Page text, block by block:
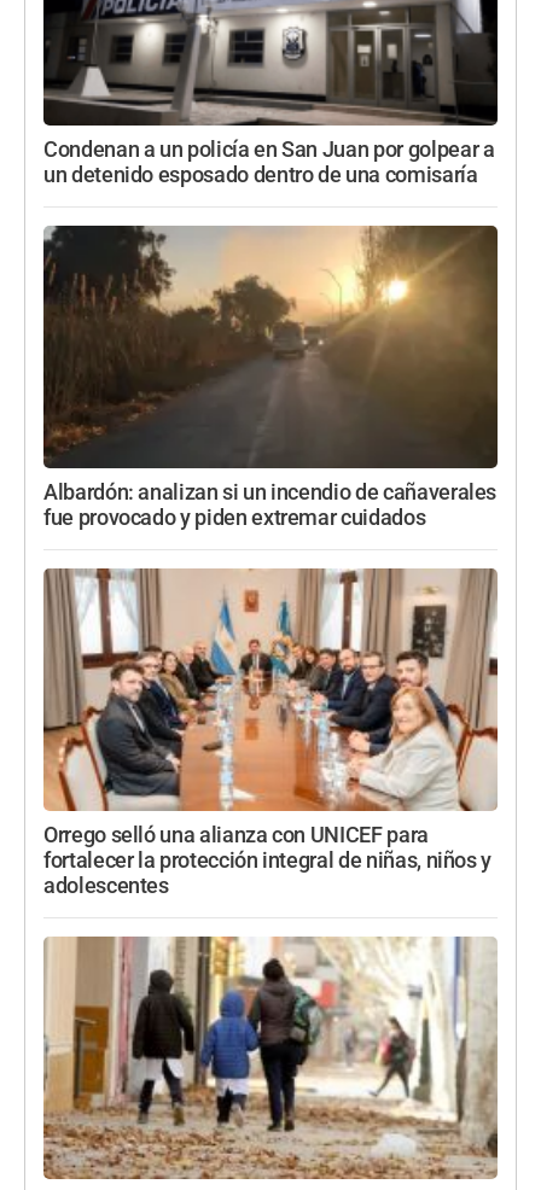
Condenan a un policía en San Juan por golpear a
un detenido esposado dentro de una comisaría
Albardón: analizan si un incendio de cañaverales
fue provocado y piden extremar cuidados
Orrego selló una alianza con UNICEF para
fortalecer la protección integral de niñas, niños y
adolescentes